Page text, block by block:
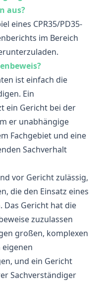
aus?
eines CPR35/PD35-
im Bereich
ist einfach die
Ein
ein Gericht bei der
er unabhängige
Fachgebiet und eine
Sachverhalt
vor Gericht zulässig,
die den Einsatz eines
Das Gericht hat die
zuzulassen
großen, komplexen
eigenen
und ein Gericht
Sachverständiger